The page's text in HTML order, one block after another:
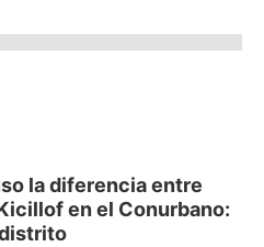
la diferencia entre
en el Conurbano: